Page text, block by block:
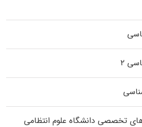
۲
تخصصی داﻧﺸﮕﺎه ﻋﻠﻮم انتظامی